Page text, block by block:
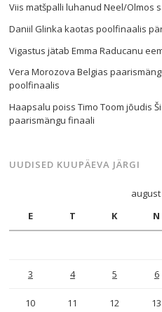
Viis matšpalli luhanud Neel/Olmos
Daniil Glinka kaotas poolfinaalis
Vigastus jätab Emma Raducanu
Vera Morozova Belgias
poolfinaalis
Haapsalu poiss Timo Toom jõudis
paarismängu finaali
UUDISED KUUPÄEVA JÄRGI
august
E
T K N
3 4 5 6
10 11 12 13